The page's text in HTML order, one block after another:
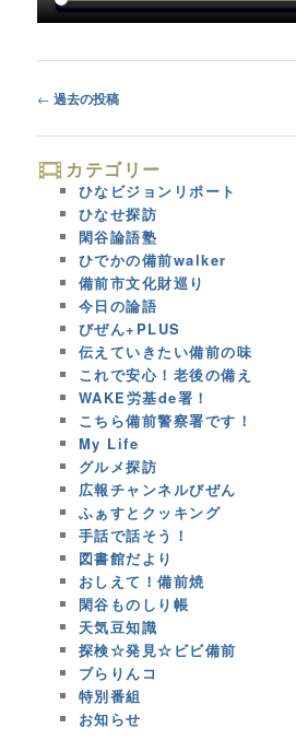
Post
← 過去の投稿
カテゴリー
ひなビジョンリポート
ひなせ探訪
閑谷論語塾
ひでかの備前walker
備前市文化財巡り
今日の論語
びぜん+PLUS
伝えていきたい備前の味
これで安心！老後の備え
WAKE労基de署！
こちら備前警察署です！
My Life
グルメ探訪
広報チャンネルびぜん
ふぁすとクッキング
手話で話そう！
図書館だより
おしえて！備前焼
閑谷ものしり帳
天気豆知識
探検☆発見☆ビビ備前
ブらりんコ
特別番組
お知らせ